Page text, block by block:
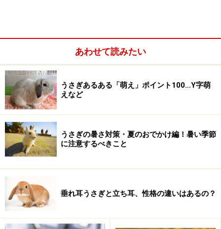
うさぎとどうやって「目」で会話するか
物理的には単純です。うさぎの目を見ます。するとたい
てい、うさぎのほうも見返してきます。そのとき、目が
キラキラしていれば、遊びたいんだな、ワクワクしてる
んだな、とわかります。しょんぼり瞼を半分閉じていれ
ば、移動で疲れたか、オーナー（飼い主）さんといっと
あわせて読みたい
うさぎあるある「萌え」ポイント100…Y字萌
えなど
うさぎの暑さ対策・夏のおでかけ編！暑い季節
に注意するべきこと
垂れ耳うさぎと立ち耳、性格の違いはあるの？